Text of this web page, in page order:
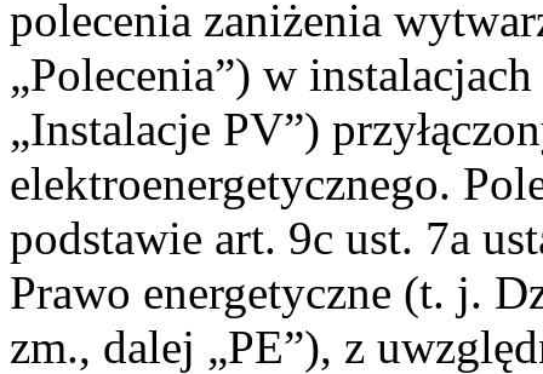
polecenia zaniżenia
„Polecenia”) w
„Instalacje PV”)
elektroenergetycznego.
podstawie art. 9c ust. 7a
Prawo energetyczne (t. j.
zm., dalej „PE”), z